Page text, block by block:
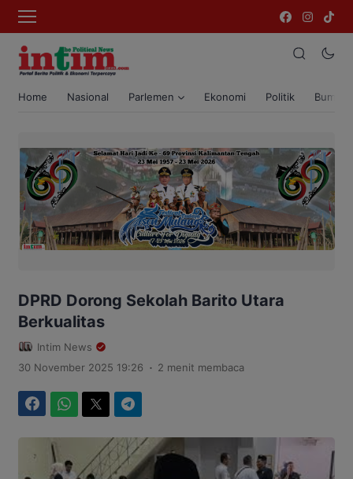
Home Nasional Parlemen Ekonomi Politik Bumi
DPRD Dorong Sekolah Barito Utara
Berkualitas
Intim News
30 November 2025 19:26 . 2 menit membaca